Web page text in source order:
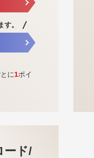
。
に1ポイ
ード/